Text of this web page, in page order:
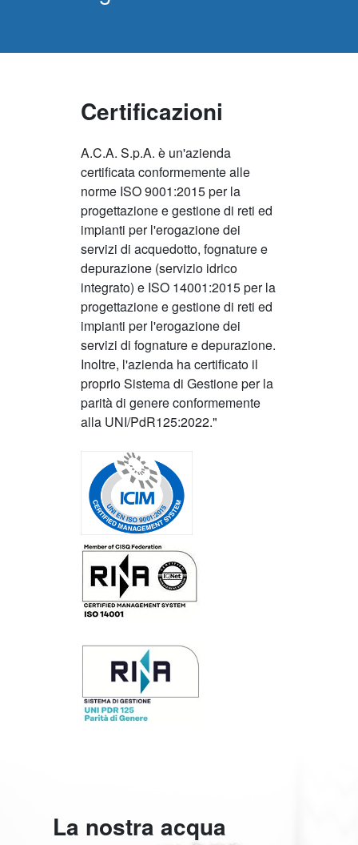
Certificazioni
A.C.A. S.p.A. è un'azienda
certificata conformemente alle
norme ISO 9001:2015 per la
progettazione e gestione di reti ed
impianti per l'erogazione dei
servizi di acquedotto, fognature e
depurazione (servizio idrico
integrato) e ISO 14001:2015 per la
progettazione e gestione di reti ed
impianti per l'erogazione dei
servizi di fognature e depurazione.
Inoltre, l'azienda ha certificato il
proprio Sistema di Gestione per la
parità di genere conformemente
alla UNI/PdR125:2022."
La nostra acqua